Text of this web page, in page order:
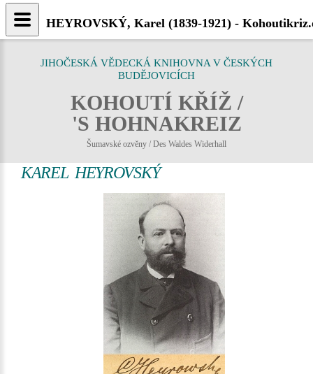
JIHOČESKÁ VĚDECKÁ KNIHOVNA V ČESKÝCH
BUDĚJOVICÍCH
KOHOUTÍ KŘÍŽ /
'S HOHNAKREIZ
Šumavské ozvěny / Des Waldes Widerhall
KAREL HEYROVSKÝ
HEYROVSKÝ, Karel (1839-1921) -